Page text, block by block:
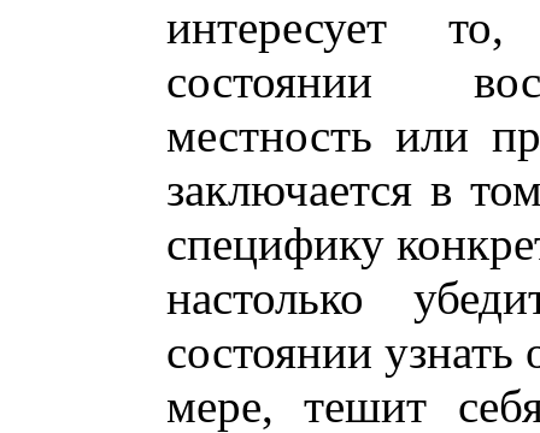
интересует
состоянии
местность или
заключается в
специфику
настолько
состоянии
мере, тешит